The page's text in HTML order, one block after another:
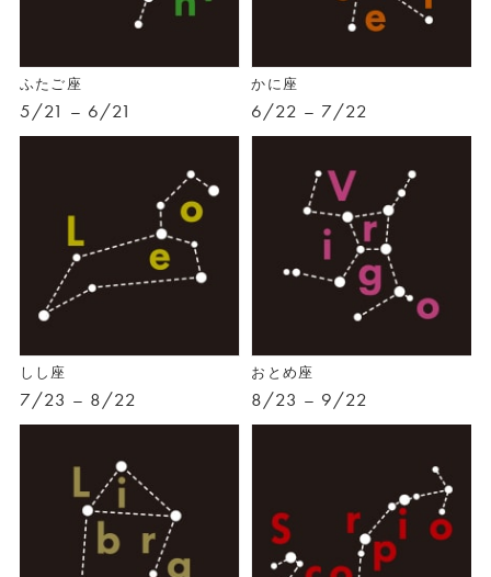
ふたご座
5/21 – 6/21
かに座
6/22 – 7/22
しし座
7/23 – 8/22
おとめ座
8/23 – 9/22